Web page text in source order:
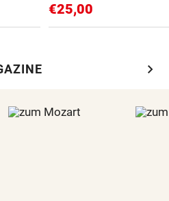
€25,00
chevron_right